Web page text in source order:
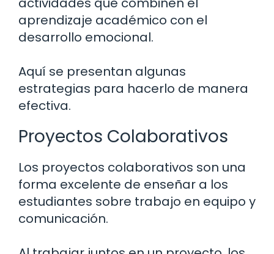
aprendizaje académico con el
desarrollo emocional.
Aquí se presentan algunas
estrategias para hacerlo de manera
efectiva.
Proyectos Colaborativos
Los proyectos colaborativos son una
forma excelente de enseñar a los
estudiantes sobre trabajo en equipo y
comunicación.